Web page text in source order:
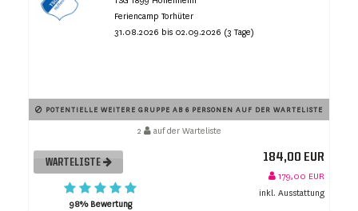
Feriencamp Torhüter
31.08.2026 bis 02.09.2026 (3 Tage)
POTENTIELLE WEITERE GRUPPE AB 6 PERSONEN AUF DER WARTELISTE
2 auf der Warteliste
WARTELISTE
98% Bewertung
184,00 EUR
179,00 EUR
inkl. Ausstattung